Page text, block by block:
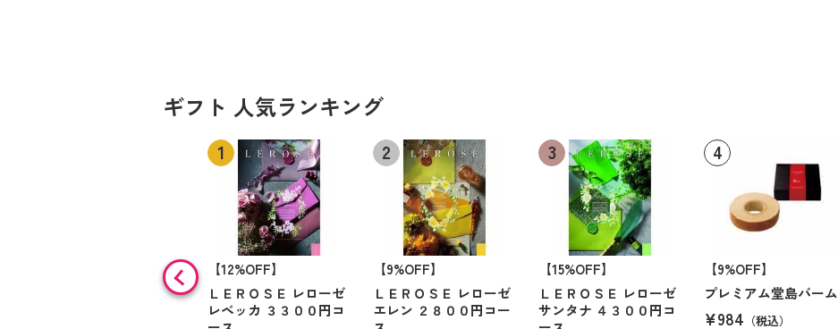
ギフト 人気ランキング
【12%OFF】
ＬＥＲＯＳＥ レローゼ
レベッカ ３３００円コ
【9%OFF】
ＬＥＲＯＳＥ レローゼ
エレン ２８００円コー
【15%OFF】
ＬＥＲＯＳＥ レローゼ
サンタナ ４３００円コ
【9%OFF】
プレミアム堂島バーム
¥984 （税込）